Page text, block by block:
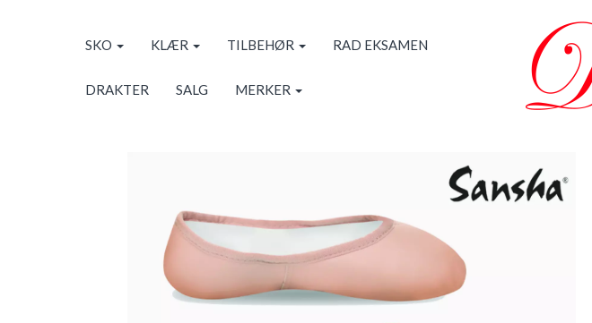
SKO KLÆR TILBEHØR RAD EKSAMEN
DRAKTER SALG MERKER